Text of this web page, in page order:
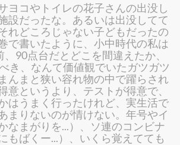
ヨコやトイレの花子さんの出没し
設だったな。あるいは出没してて
れどころじゃない子どもだったの
で書いたように、小中時代の私は
90点台だとどこを間違えたか、
き、なんて価値観でいたガツガツ
んまと狭い容れ物の中で躍らされ
意というより、テストが得意で、
はうまく行ったけれど、実生活で
まりないのが情けない。年号やイ
なまがりを...）、ソ連のコンビナ
もばくー...）、いくら覚えてても